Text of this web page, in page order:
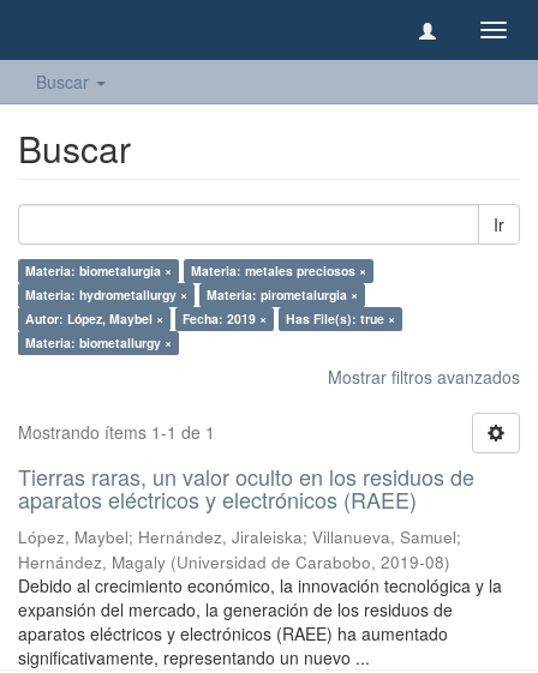
Buscar
Buscar
Ir
Materia: biometalurgia ×
Materia: metales preciosos ×
Materia: hydrometallurgy ×
Materia: pirometalurgia ×
Autor: López, Maybel ×
Fecha: 2019 ×
Has File(s): true ×
Materia: biometallurgy ×
Mostrar filtros avanzados
Mostrando ítems 1-1 de 1
Tierras raras, un valor oculto en los residuos de
aparatos eléctricos y electrónicos (RAEE)
López, Maybel; Hernández, Jiraleiska; Villanueva, Samuel;
Hernández, Magaly (Universidad de Carabobo, 2019-08)
Debido al crecimiento económico, la innovación tecnológica y la
expansión del mercado, la generación de los residuos de
aparatos eléctricos y electrónicos (RAEE) ha aumentado
significativamente, representando un nuevo ...